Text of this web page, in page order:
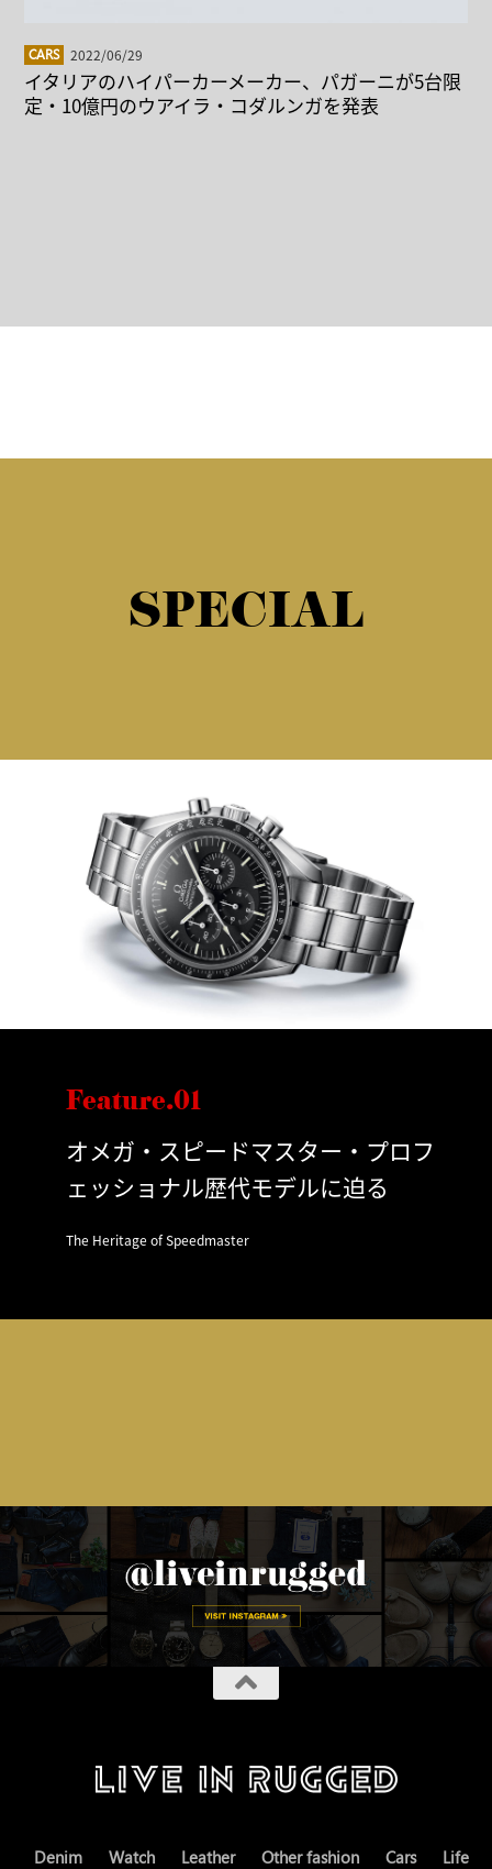
CARS 2022/06/29
イタリアのハイパーカーメーカー、パガーニが5台限
定・10億円のウアイラ・コダルンガを発表
SPECIAL
Feature.01
オメガ・スピードマスター・プロフ
ェッショナル歴代モデルに迫る
The Heritage of Speedmaster
Denim Watch Leather Other fashion Cars Life